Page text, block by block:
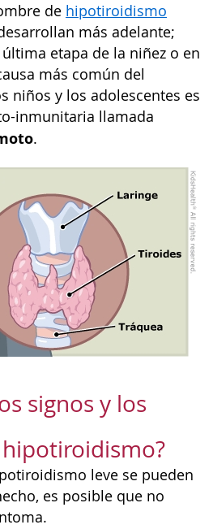
de hipotiroidismo
más adelante;
etapa de la niñez o en
más común del
niños y los adolescentes es
inmunitaria llamada
.
signos y los
leve se pueden
es posible que no